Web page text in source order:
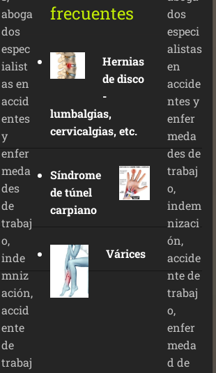
frecuentes
Hernias
de disco
-
lumbalgias,
cervicalgias, etc.
Síndrome
de túnel
carpiano
Várices